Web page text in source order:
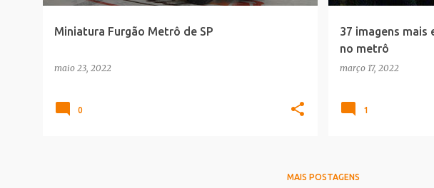
Miniatura Furgão Metrô de SP
maio 23, 2022
0
37 imagens mais
no metrô
março 17, 2022
1
MAIS POSTAGENS